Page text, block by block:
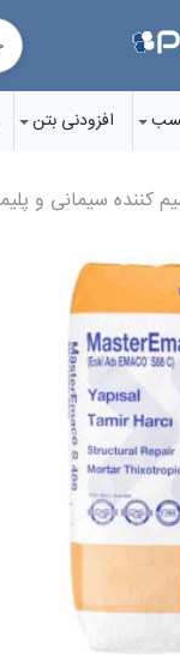
افزودنی‌ بتن
کننده سیمانی و